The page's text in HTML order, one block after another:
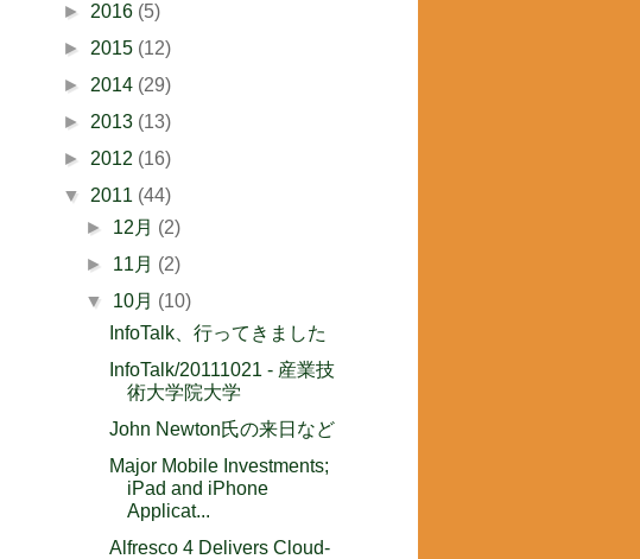
► 2016 (5)
► 2015 (12)
► 2014 (29)
► 2013 (13)
► 2012 (16)
▼ 2011 (44)
► 12月 (2)
► 11月 (2)
▼ 10月 (10)
InfoTalk、行ってきました
InfoTalk/20111021 - 産業技
術大学院大学
John Newton氏の来日など
Major Mobile Investments;
iPad and iPhone
Applicat...
Alfresco 4 Delivers Cloud-